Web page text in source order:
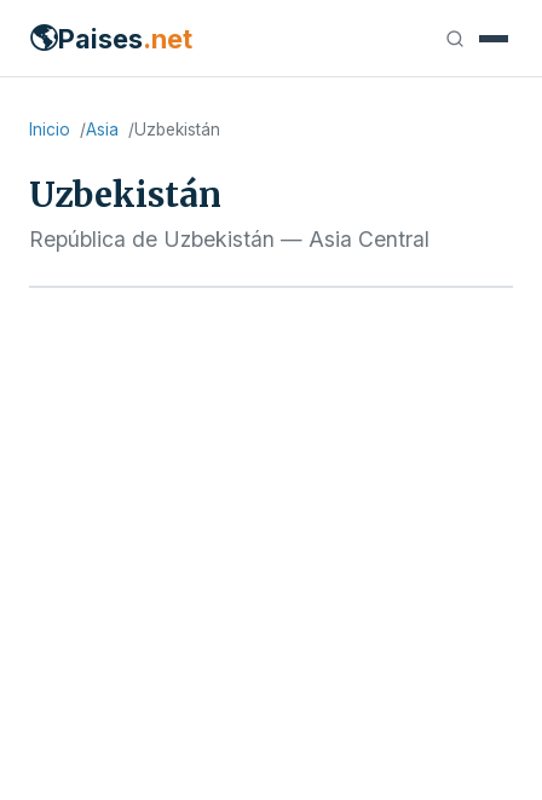
🌎Paises.net
Inicio Asia Uzbekistán
Uzbekistán
República de Uzbekistán — Asia Central